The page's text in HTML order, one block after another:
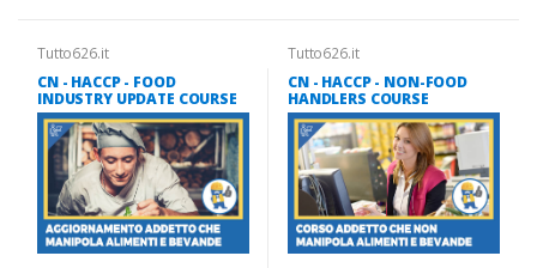
Tutto626.it
CN - HACCP - FOOD
INDUSTRY UPDATE COURSE
Tutto626.it
CN - HACCP - NON-FOOD
HANDLERS COURSE